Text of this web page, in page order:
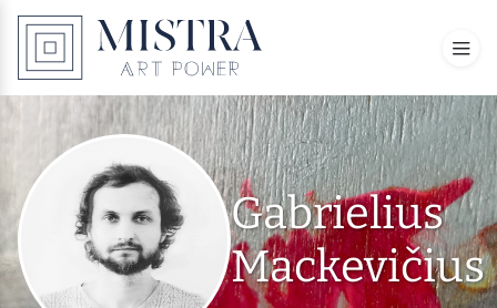
Gabrielius
Mackevičius